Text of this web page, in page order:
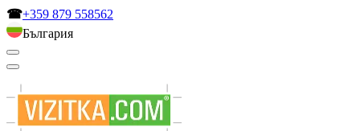
☎+359 879 558562
България